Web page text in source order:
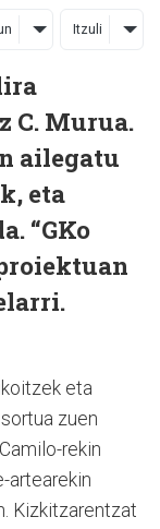
Itzuli
C. Murua.
ailegatu
eta
“GKo
eta
zuen
rekin
artearekin
Kizkitzarentzat